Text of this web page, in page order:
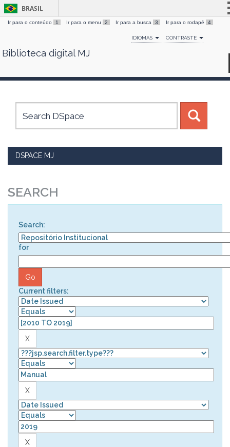
Skip
BRASIL
Simplifique!
Comunica BR
Canais
Ir para o conteúdo 1 Ir para o menu 2 Ir para a busca 3 Ir para o rodapé 4
IDIOMAS CONTRASTE
Biblioteca digital MJ
DSPACE MJ
SEARCH
Search:
for
Current filters: